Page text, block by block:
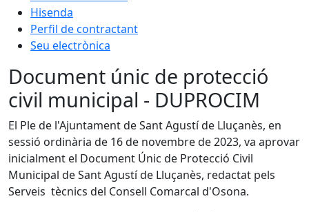
Hisenda
Perfil de contractant
Seu electrònica
Document únic de protecció
civil municipal - DUPROCIM
El Ple de l'Ajuntament de Sant Agustí de Lluçanès, en
sessió ordinària de 16 de novembre de 2023, va aprovar
inicialment el Document Únic de Protecció Civil
Municipal de Sant Agustí de Lluçanès, redactat pels
Serveis tècnics del Consell Comarcal d'Osona.